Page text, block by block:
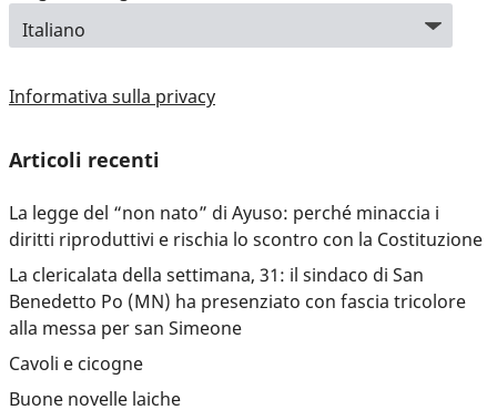
Informativa sulla privacy
Articoli recenti
La legge del “non nato” di Ayuso: perché minaccia i
diritti riproduttivi e rischia lo scontro con la Costituzione
La clericalata della settimana, 31: il sindaco di San
Benedetto Po (MN) ha presenziato con fascia tricolore
alla messa per san Simeone
Cavoli e cicogne
Buone novelle laiche